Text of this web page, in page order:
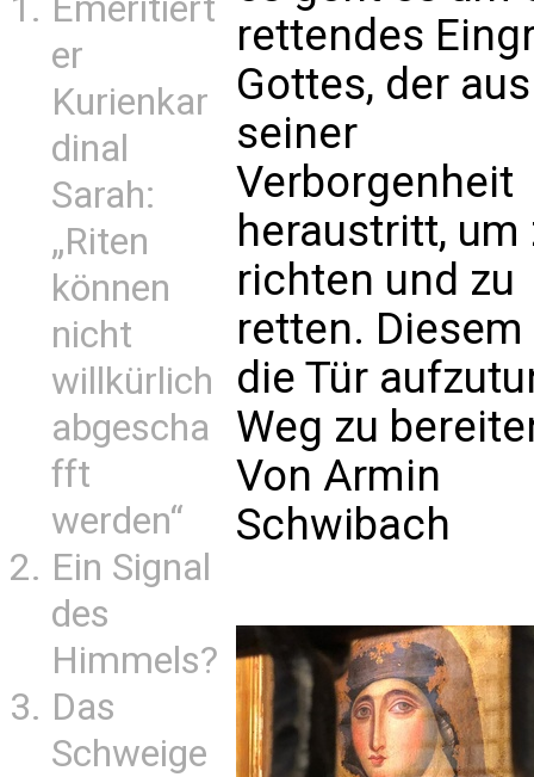
Emeritiert
er
Kurienkar
dinal
Sarah:
„Riten
können
nicht
willkürlich
abgescha
fft
werden“
Ein Signal
des
Himmels?
Das
Schweige
rettendes
Gottes, der aus
seiner
Verborgenheit
heraustritt, um
richten und zu
retten.
die Tür
Weg zu
Von Armin
Schwibach